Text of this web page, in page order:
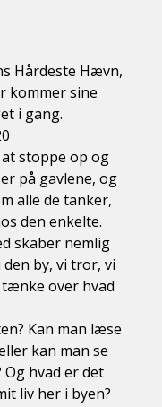
Hårdeste Hævn,
kommer sine
i gang.
stoppe op og
på gavlene, og
alle de tanker,
den enkelte.
skaber nemlig
by, vi tror, vi
over hvad
Kan man læse
kan man se
hvad er det
liv her i byen?